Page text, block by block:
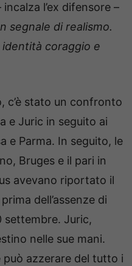
l’ex difensore –
segnale di realismo.
coraggio e
c’è stato un confronto
e Juric in seguito ai
e Parma. In seguito, le
Bruges e il pari in
avevano riportato il
dell’assenze di
settembre. Juric,
nelle sue mani.
azzerare del tutto i